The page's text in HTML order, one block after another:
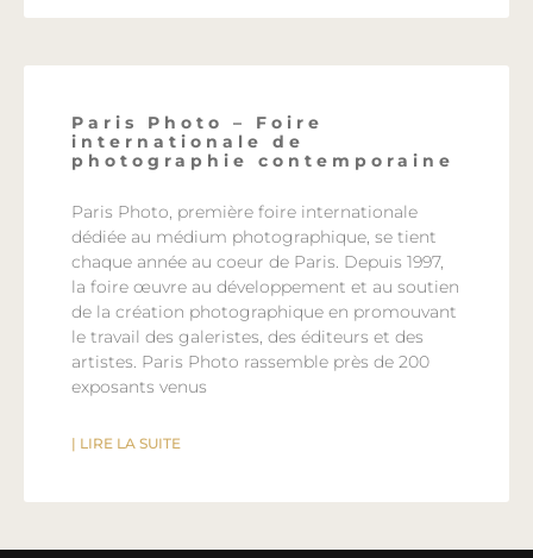
Paris Photo – Foire
internationale de
photographie contemporaine
Paris Photo, première foire internationale
dédiée au médium photographique, se tient
chaque année au coeur de Paris. Depuis 1997,
la foire œuvre au développement et au soutien
de la création photographique en promouvant
le travail des galeristes, des éditeurs et des
artistes. Paris Photo rassemble près de 200
exposants venus
| LIRE LA SUITE